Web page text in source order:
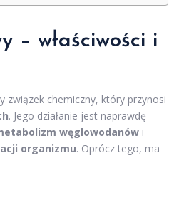
– właściwości i
związek chemiczny, który przynosi
. Jego działanie jest naprawdę
węglowodanów i
organizmu. Oprócz tego, ma